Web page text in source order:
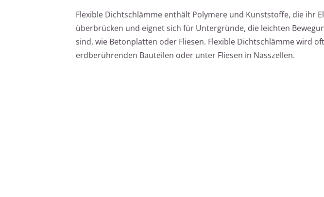
Flexible Dichtschlämme enthält Polymere und Kunststoffe, die ihr
überbrücken und eignet sich für Untergründe, die leichten
sind, wie Betonplatten oder Fliesen. Flexible Dichtschlämme wird
erdberührenden Bauteilen oder unter Fliesen in Nasszellen.